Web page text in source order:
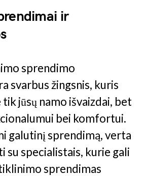
ir
sprendimo
svarbus žingsnis, kuris
jūsų namo išvaizdai, bet
bei komfortui.
galutinį sprendimą, verta
su specialistais, kurie gali
sprendimas